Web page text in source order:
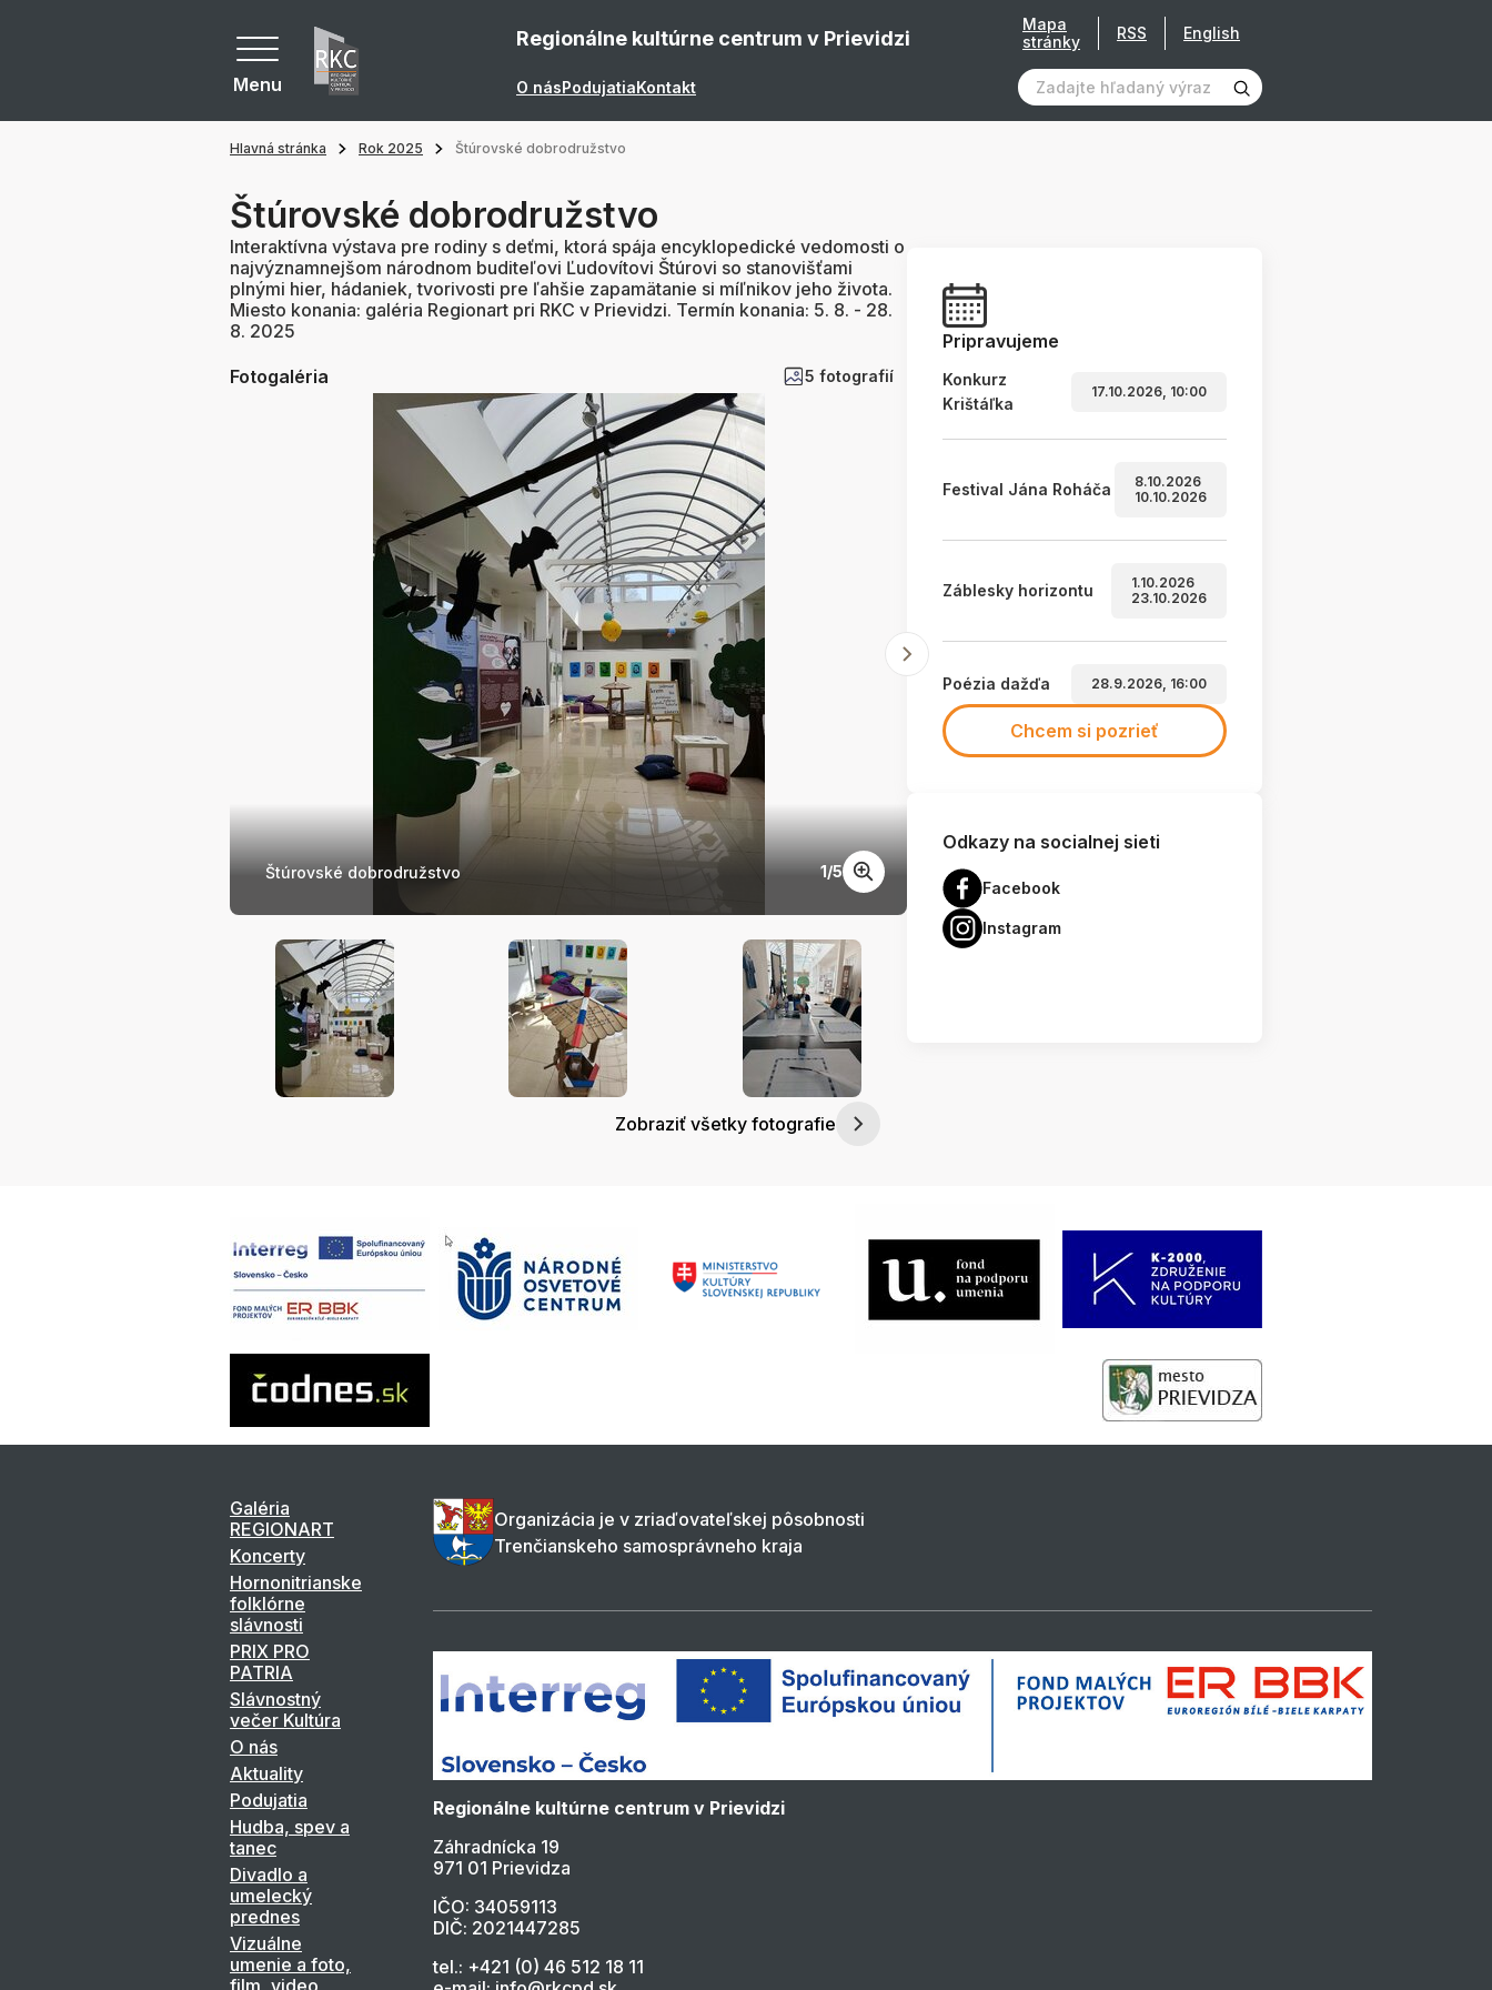
Menu
Regionálne kultúrne centrum v Prievidzi
O násPodujatiaKontakt
Mapa
stránky
RSS English
Hlavná stránka Rok 2025 Štúrovské dobrodružstvo
Štúrovské dobrodružstvo
Interaktívna výstava pre rodiny s deťmi, ktorá spája encyklopedické vedomosti o
najvýznamnejšom národnom buditeľovi Ľudovítovi Štúrovi so stanovišťami
plnými hier, hádaniek, tvorivosti pre ľahšie zapamätanie si míľnikov jeho života.
Miesto konania: galéria Regionart pri RKC v Prievidzi. Termín konania: 5. 8. - 28.
8. 2025
Fotogaléria 5 fotografií
Štúrovské dobrodružstvo Štúrovské dobrodružstvo
1/5
Zobraziť všetky fotografie
Pripravujeme
Konkurz
Krištáľka
17.10.2026, 10:00
Festival Jána Roháča
8.10.2026
10.10.2026
Záblesky horizontu
1.10.2026
23.10.2026
Poézia dažďa 28.9.2026, 16:00
Chcem si pozrieť
Odkazy na socialnej sieti
Facebook
Instagram
Galéria
REGIONART
Koncerty
Hornonitrianske
folklórne
slávnosti
PRIX PRO
PATRIA
Slávnostný
večer Kultúra
O nás
Aktuality
Podujatia
Hudba, spev a
tanec
Divadlo a
umelecký
prednes
Vizuálne
umenie a foto,
Organizácia je v zriaďovateľskej pôsobnosti
Trenčianskeho samosprávneho kraja
Regionálne kultúrne centrum v Prievidzi
Záhradnícka 19
971 01 Prievidza
IČO: 34059113
DIČ: 2021447285
tel.: +421 (0) 46 512 18 11